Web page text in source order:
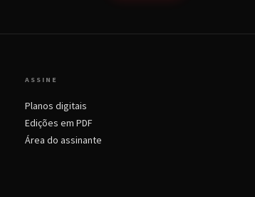
ASSINE
Planos digitais
Edições em PDF
Área do assinante